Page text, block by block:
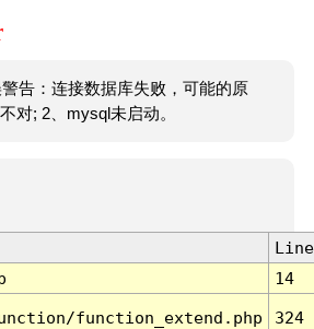
告：连接数据库失败，可能的原
对; 2、mysql未启动。
Line
14
function_extend.php 324